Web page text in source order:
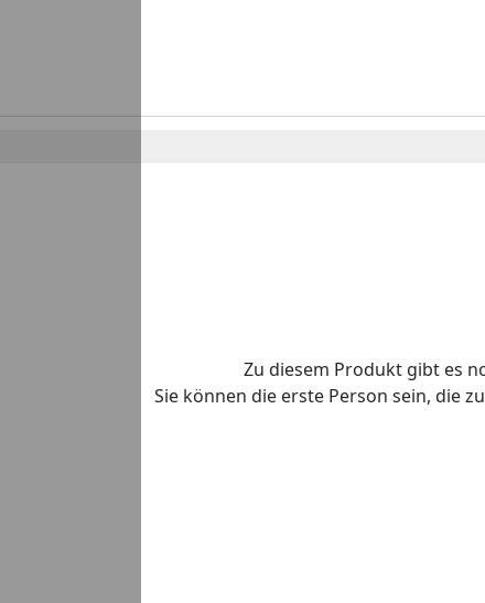
Zu diesem Produkt gibt es
Sie können die erste Person sein, die